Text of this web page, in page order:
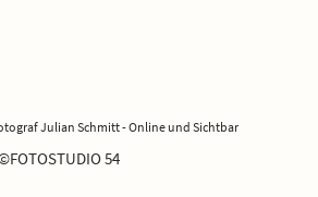
Julian Schmitt - Online und Sichtbar
54